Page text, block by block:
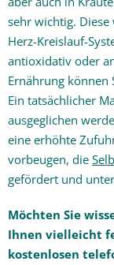
sehr wichtig.
Herz-Kreislauf-
antioxidativ oder
Ernährung können
Ein tatsächlicher
ausgeglichen
eine erhöhte
vorbeugen, die
gefördert und
Möchten Sie
Ihnen vielleicht
kostenlosen